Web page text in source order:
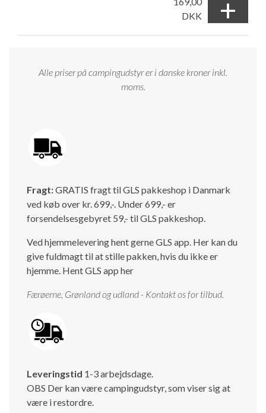
DKK
+
Alle priser på campingudstyr er i danske kroner inkl.
moms.
Fragt:GRATIS fragt til GLS pakkeshop i Danmark
ved køb over kr. 699,-. Under 699,- er
forsendelsesgebyret 59,- til GLS pakkeshop.
Ved hjemmelevering hent gerne GLS app. Her kan du
give fuldmagt til at stille pakken, hvis du ikke er
hjemme. Hent GLS app her
Færøerne, Grønland og udland - Kontakt os for tilbud.
Leveringstid 1-3 arbejdsdage.
OBS Der kan være campingudstyr, som viser sig at
være i restordre.